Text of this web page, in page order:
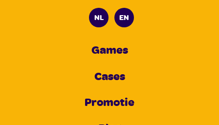
NL EN
Games
Cases
Promotie